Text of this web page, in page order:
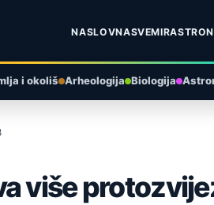
NASLOVNASVEMIR
i okoliš Arheologija Biologija
više